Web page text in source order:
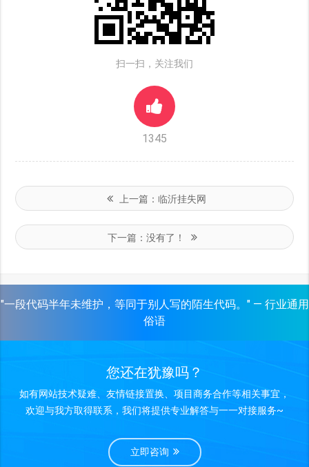
扫一扫，关注我们
1345
上一篇： 临沂挂失网
下一篇：没有了！
"一段代码半年未维护，等同于别人写的陌生代码。" — 行业通用
俗语
您还在犹豫吗？
如有网站技术疑难、友情链接置换、项目商务合作等相关事宜，
欢迎与我方取得联系，我们将提供专业解答与一一对接服务~
立即咨询